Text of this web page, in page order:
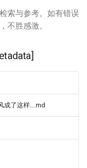
索与参考。如有错误
不胜感激。
成了这样….md